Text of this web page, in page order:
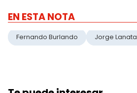
EN ESTA NOTA
Fernando Burlando Jorge Lanata